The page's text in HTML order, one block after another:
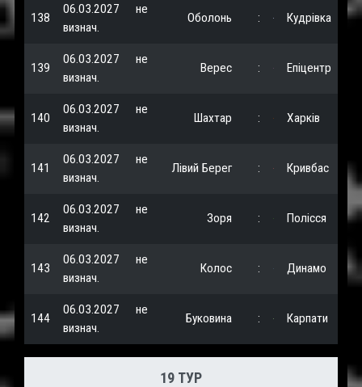
138
06.03.2027
не
визнач.
Оболонь : Кудрівка
139
06.03.2027
не
визнач.
Верес : Епіцентр
140
06.03.2027
не
визнач.
Шахтар : Харків
141
06.03.2027
не
визнач.
Лівий Берег : Кривбас
142
06.03.2027
не
визнач.
Зоря : Полісся
143
06.03.2027
не
визнач.
Колос : Динамо
144
06.03.2027
не
визнач.
Буковина : Карпати
19 ТУР